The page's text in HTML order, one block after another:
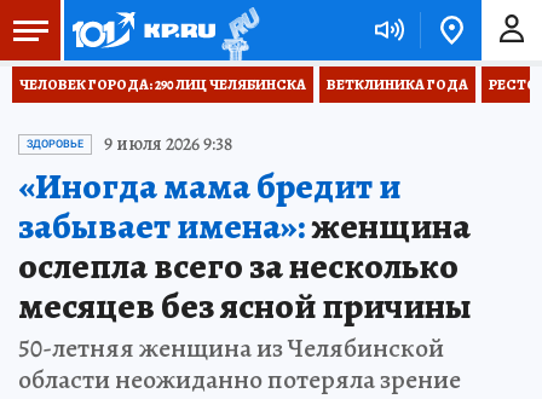
ЧЕЛОВЕК ГОРОДА: 290 ЛИЦ ЧЕЛЯБИНСКА ВЕТКЛИНИКА ГОДА
ЗДОРОВЬЕ 9 июля 2026 9:38
«Иногда мама бредит и
забывает имена»:женщина
ослепла всего за несколько
месяцев без ясной причины
50-летняя женщина из Челябинской
области неожиданно потеряла зрение